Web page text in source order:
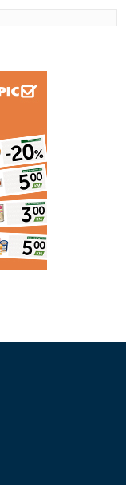
PALA" Lepa
kultnog
da je